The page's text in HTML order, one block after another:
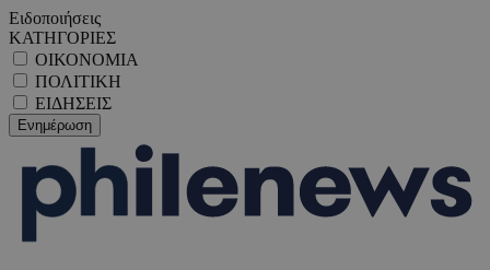
Ειδοποιήσεις
ΚΑΤΗΓΟΡΙΕΣ
ΟΙΚΟΝΟΜΙΑ
ΠΟΛΙΤΙΚΗ
ΕΙΔΗΣΕΙΣ